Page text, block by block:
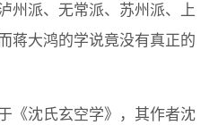
州派、无常派、苏州派、上
蒋大鸿的学说竟没有真正的
《沈氏玄空学》，其作者沈